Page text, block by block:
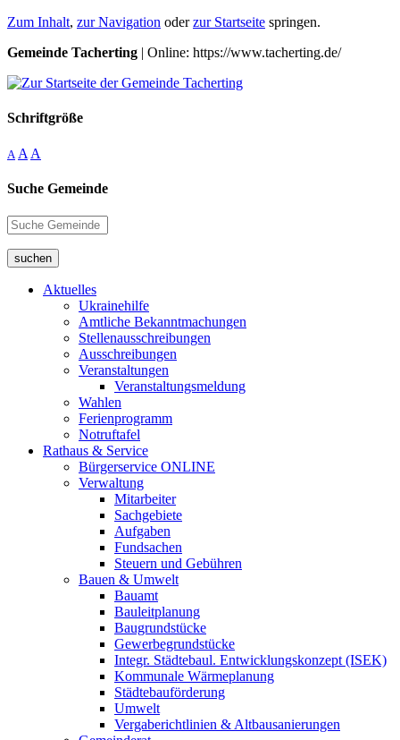
Zum Inhalt, zur Navigation oderzur Startseite springen.
Gemeinde Tacherting | Online: https://www.tacherting.de/
Schriftgröße
A A A
Suche Gemeinde
suchen
Aktuelles
Ukrainehilfe
Amtliche Bekanntmachungen
Stellenausschreibungen
Ausschreibungen
Veranstaltungen
Veranstaltungsmeldung
Wahlen
Ferienprogramm
Notruftafel
Rathaus & Service
Bürgerservice ONLINE
Verwaltung
Mitarbeiter
Sachgebiete
Aufgaben
Fundsachen
Steuern und Gebühren
Bauen & Umwelt
Bauamt
Bauleitplanung
Baugrundstücke
Gewerbegrundstücke
Integr. Städtebaul. Entwicklungskonzept (ISEK)
Kommunale Wärmeplanung
Städtebauförderung
Umwelt
Vergaberichtlinien & Altbausanierungen